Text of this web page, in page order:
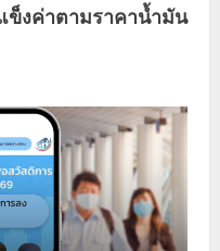
ข็งค่าตามราคาน้ำมัน